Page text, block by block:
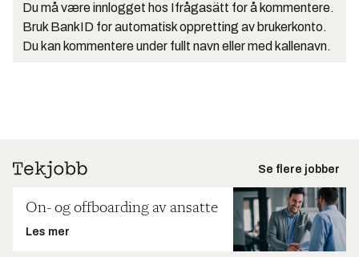
Du må være innlogget hos Ifrågasätt for å kommentere.
Bruk BankID for automatisk oppretting av brukerkonto.
Du kan kommentere under fullt navn eller med kallenavn.
Se flere jobber
On- og offboarding av ansatte
Les mer